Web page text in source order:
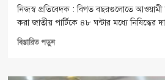
নিজস্ব প্রতিবেদক : বিগত বছরগুলোতে আওয়ামী
করা জাতীয় পার্টিকে ৪৮ ঘন্টার মধ্যে নিষিদ্ধের
বিস্তারিত পড়ুনRead
জাপা